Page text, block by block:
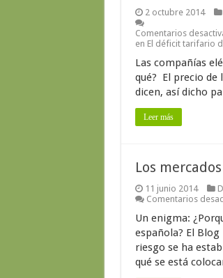
2 octubre 2014
Comentarios
en El déficit tarifario
Las compañías
qué? El precio de
dicen, así dicho
Leer más
Los
11 junio 2014
Comentarios
Un enigma:
española? El
riesgo se ha
qué se está